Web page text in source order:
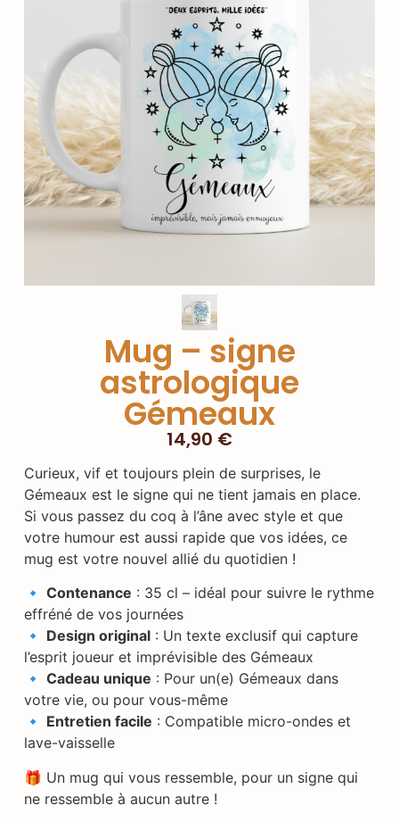
Mug – signe
astrologique
Gémeaux
14,90 €
Curieux, vif et toujours plein de surprises, le
Gémeaux est le signe qui ne tient jamais en place.
Si vous passez du coq à l’âne avec style et que
votre humour est aussi rapide que vos idées, ce
mug est votre nouvel allié du quotidien !
🔹 Contenance : 35 cl – idéal pour suivre le rythme
effréné de vos journées
🔹 Design original: Un texte exclusif qui capture
l’esprit joueur et imprévisible des Gémeaux
🔹 Cadeau unique : Pour un(e) Gémeaux dans
votre vie, ou pour vous-même
🔹 Entretien facile : Compatible micro-ondes et
lave-vaisselle
🎁 Un mug qui vous ressemble, pour un signe qui
ne ressemble à aucun autre !